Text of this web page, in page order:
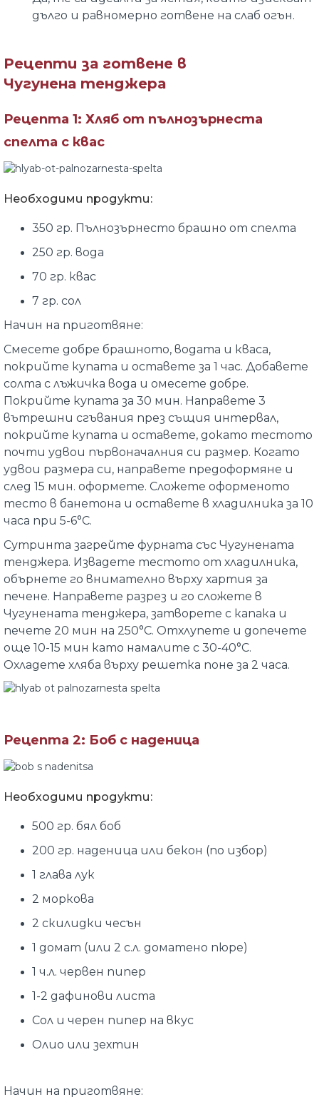
дълго и равномерно готвене на слаб огън.
Рецепти за готвене в
Чугунена тенджера
Рецепта 1: Хляб от пълнозърнеста
спелта с квас
Необходими продукти:
350 гр. Пълнозърнесто брашно от спелта
250 гр. вода
70 гр. квас
7 гр. сол
Начин на приготвяне:
Смесете добре брашното, водата и кваса,
покрийте купата и оставете за 1 час. Добавете
солта с лъжичка вода и омесете добре.
Покрийте купата за 30 мин. Направете 3
вътрешни сгъвания през същия интервал,
покрийте купата и оставете, докато тестото
почти удвои първоначалния си размер. Когато
удвои размера си, направете предоформяне и
след 15 мин. оформете. Сложете оформеното
тесто в банетона и оставете в хладилника за 10
часа при 5-6°C.
Сутринта загрейте фурната със Чугунената
тенджера. Извадете тестото от хладилника,
обърнете го внимателно върху хартия за
печене. Направете разрез и го сложете в
Чугунената тенджера, затворете с капака и
печете 20 мин на 250°C. Отхлупете и допечете
още 10-15 мин като намалите с 30-40°C.
Охладете хляба върху решетка поне за 2 часа.
Рецепта 2: Боб с наденица
Необходими продукти:
500 гр. бял боб
200 гр. наденица или бекон (по избор)
1 глава лук
2 моркова
2 скилидки чесън
1 домат (или 2 с.л. доматено пюре)
1 ч.л. червен пипер
1-2 дафинови листа
Сол и черен пипер на вкус
Олио или зехтин
Начин на приготвяне: